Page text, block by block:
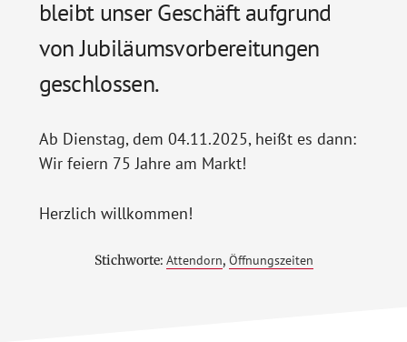
bleibt unser Geschäft aufgrund
von Jubiläumsvorbereitungen
geschlossen.
Ab Dienstag, dem 04.11.2025, heißt es dann:
Wir feiern 75 Jahre am Markt!
Herzlich willkommen!
Stichworte: Attendorn, Öffnungszeiten